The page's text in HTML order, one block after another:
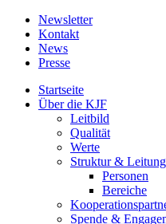
Newsletter
Kontakt
News
Presse
Startseite
Über die KJF
Leitbild
Qualität
Werte
Struktur & Leitung
Personen
Bereiche
Spende &